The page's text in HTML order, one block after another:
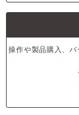
操作や製品購入、